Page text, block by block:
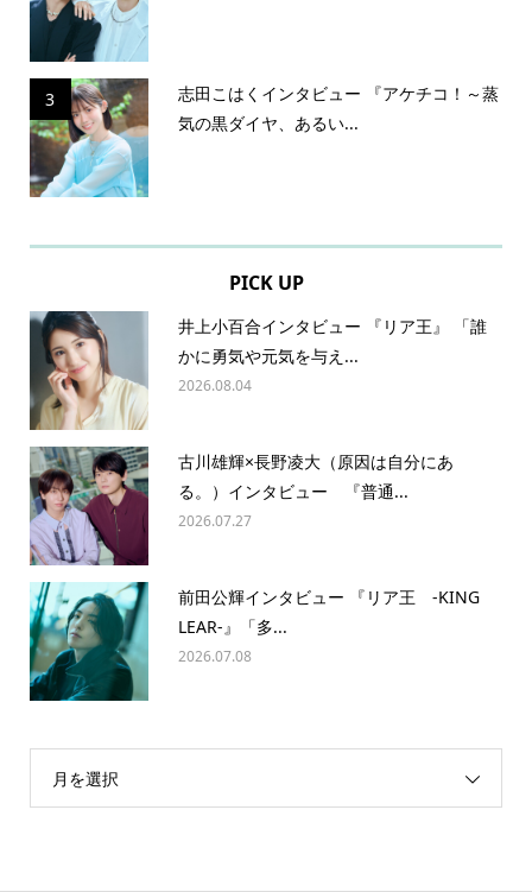
3
志田こはくインタビュー 『アケチコ！～蒸
気の黒ダイヤ、あるい...
PICK UP
井上小百合インタビュー 『リア王』 「誰
かに勇気や元気を与え...
2026.08.04
古川雄輝×長野凌大（原因は自分にあ
る。）インタビュー 『普通...
2026.07.27
前田公輝インタビュー 『リア王 -KING
LEAR-』「多...
2026.07.08
月を選択